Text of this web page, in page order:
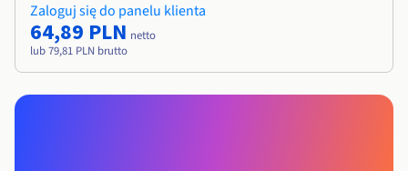
Zaloguj się do panelu klienta
64,89 PLN netto
lub 79,81 PLN brutto